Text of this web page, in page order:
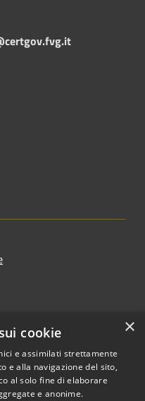
×
cookie
e assimilati strettamente
e alla navigazione del sito,
al solo fine di elaborare
e anonime.